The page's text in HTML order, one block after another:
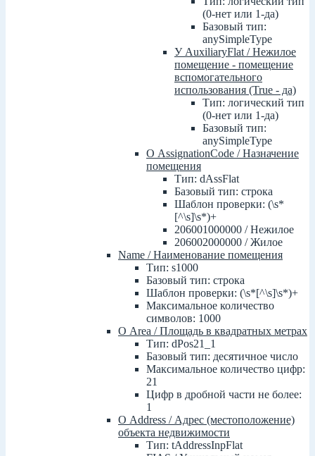
(0-нет или 1-да)
Базовый тип:
anySimpleType
У AuxiliaryFlat / Нежилое
помещение - помещение
вспомогательного
использования (True - да)
Тип: логический тип
(0-нет или 1-да)
Базовый тип:
anySimpleType
О AssignationCode / Назначение
помещения
Тип: dAssFlat
Базовый тип: строка
Шаблон проверки: (\s*
[^\s]\s*)+
206001000000 / Нежилое
206002000000 / Жилое
Name / Наименование помещения
Тип: s1000
Базовый тип: строка
Шаблон проверки: (\s*[^\s]\s*)+
Максимальное количество
символов: 1000
О Area / Площадь в квадратных метрах
Тип: dPos21_1
Базовый тип: десятичное число
Максимальное количество цифр:
21
Цифр в дробной части не более:
1
О Address / Адрес (местоположение)
объекта недвижимости
Тип: tAddressInpFlat